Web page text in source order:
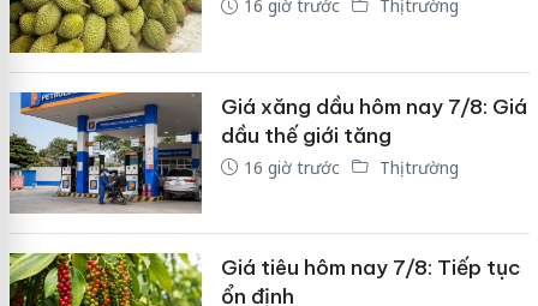
16 giờ trước Thị trường
Giá xăng dầu hôm nay 7/8: Giá
dầu thế giới tăng
16 giờ trước Thị trường
Giá tiêu hôm nay 7/8: Tiếp tục
ổn định